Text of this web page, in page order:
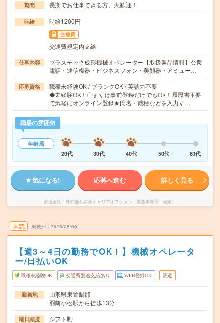
期間 長期でお仕事できる方、大歓迎！
時給 時給1200円
交通費
交通費規定内支給
仕事内容
プラスチック成形機械オペレーター【取扱製品情報】公衆
電話・通信機器・ビジネスフォン・美顔器・アミュー…
応募資格
職種未経験OK / ブランクOK / 英語力不要
◆未経験OK！〇まずは事前登録だけでもOK！履歴書不要
で気軽にオンライン登録★氏名・職種などを入力す…
職場の雰囲気
年齢層
20代
30代 40代 50代 60代
気になる! 応募へ進む 詳しく見る
派遣会社 株式会社綜合キャリアオプション 製造事業部（全国）
未読 掲載日 2026/08/06
【週3～4日の勤務でOK！】機械オペレータ
ー/日払いOK
職種未経験OK 交通費別途支給あり WEB登録OK 派遣
勤務地
山形県東置賜郡
羽前小松駅から徒歩13分
曜日頻度 シフト制